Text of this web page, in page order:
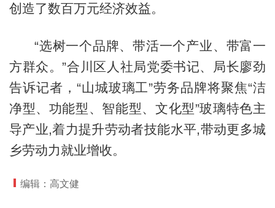
创造了数百万元经济效益。
“选树一个品牌、带活一个产业、带富一
方群众。”合川区人社局党委书记、局长廖劲
告诉记者，“山城玻璃工”劳务品牌将聚焦“洁
净型、功能型、智能型、文化型”玻璃特色主
导产业,着力提升劳动者技能水平,带动更多城
乡劳动力就业增收。
编辑：高文健